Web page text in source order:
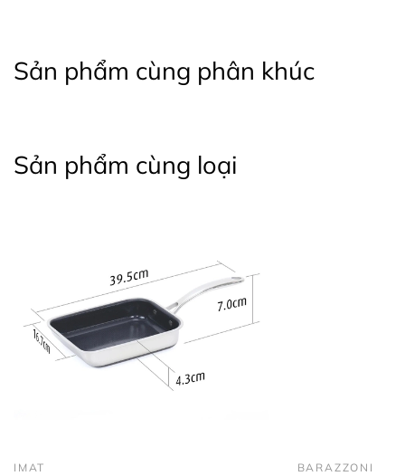
Sản phẩm cùng phân khúc
Sản phẩm cùng loại
IMAT BARAZZONI